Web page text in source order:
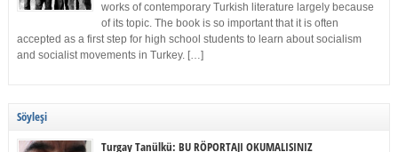
works of contemporary Turkish literature largely because
of its topic. The book is so important that it is often
accepted as a first step for high school students to learn about socialism
and socialist movements in Turkey. […]
Söyleşi
Turgay Tanülkü: BU RÖPORTAJI OKUMALISINIZ